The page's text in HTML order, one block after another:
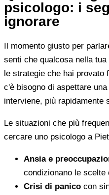
psicologo: i
ignorare
Il momento giusto per
senti che qualcosa nella
le strategie che hai provato
c'è bisogno di aspettare
interviene, più rapidamente
Le situazioni che più
cercare uno psicologo a
Ansia e
condizionano le scelte
Crisi di panico con